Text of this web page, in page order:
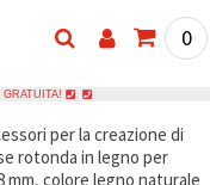
0
per la creazione di
rotonda in legno per
mm, colore legno naturale